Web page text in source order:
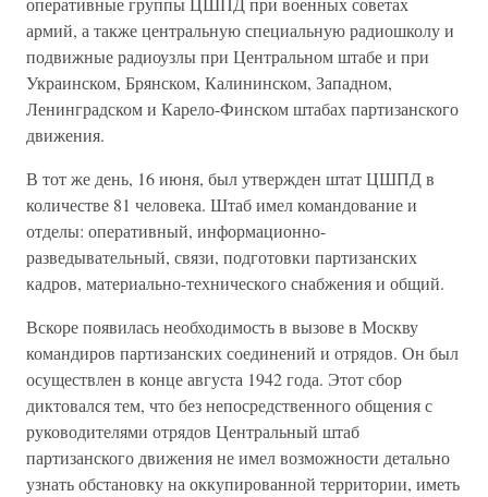
армий, а также центральную специальную радиошколу и
подвижные радиоузлы при Центральном штабе и при
Украинском, Брянском, Калининском, Западном,
Ленинградском и Карело-Финском штабах партизанского
движения.
В тот же день, 16 июня, был утвержден штат ЦШПД в
количестве 81 человека. Штаб имел командование и
отделы: оперативный, информационно-
разведывательный, связи, подготовки партизанских
кадров, материально-технического снабжения и общий.
Вскоре появилась необходимость в вызове в Москву
командиров партизанских соединений и отрядов. Он был
осуществлен в конце августа 1942 года. Этот сбор
диктовался тем, что без непосредственного общения с
руководителями отрядов Центральный штаб
партизанского движения не имел возможности детально
узнать обстановку на оккупированной территории, иметь